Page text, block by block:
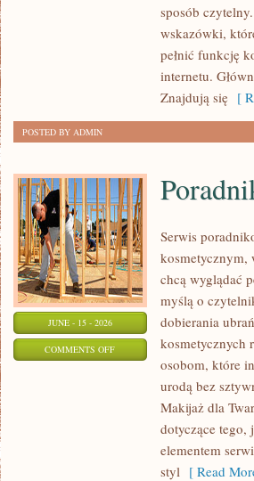
REGULACJE
INTERNECIE
sposób
wskazówki,
pełnić funkcję
internetu.
Znajdują się [
POSTED BY ADMIN
JUNE - 15 - 2026
COMMENTS OFFON
Serwis
kosmetycznym,
chcą wyglądać
myślą o
dobierania
kosmetycznych
osobom, które
urodą bez
Makijaż dla
dotyczące tego,
elementem
styl [ Read